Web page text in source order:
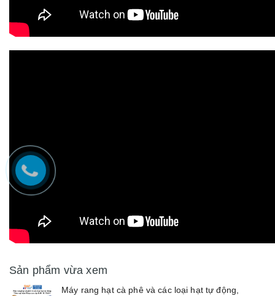
Sản phẩm vừa xem
Máy rang hạt cà phê và các loại hạt tự động,